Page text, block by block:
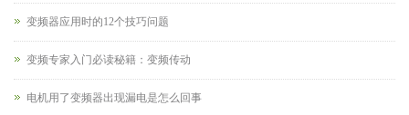
变频器应用时的12个技巧问题
变频专家入门必读秘籍：变频传动
电机用了变频器出现漏电是怎么回事